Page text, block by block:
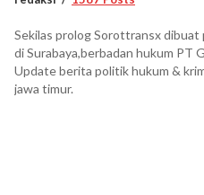
Sekilas prolog Sorottransx
di Surabaya,berbadan hukum PT
Update berita politik hukum &
jawa timur.